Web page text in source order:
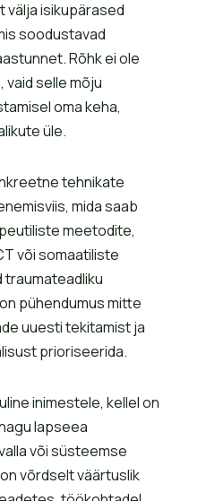
isikupärased
soodustavad
Rõhk ei ole
vaid selle mõju
oma keha,
üle.
tehnikate
mida saab
meetodite,
või somaatiliste
traumateadliku
pühendumus mitte
uuesti tekitamist ja
prioriseerida.
inimestele, kellel on
lapseea
või süsteemse
võrdselt väärtuslik